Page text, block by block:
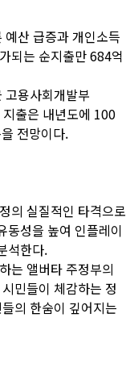
산 급증과 개인소득
되는 순지출만 684억
고용사회개발부
출은 내년도에 100
전망이다.
의 실질적인 타격으로
동성을 높여 인플레이
석한다.
는 앨버타 주정부의
민들이 체감하는 정
의 한숨이 깊어지는